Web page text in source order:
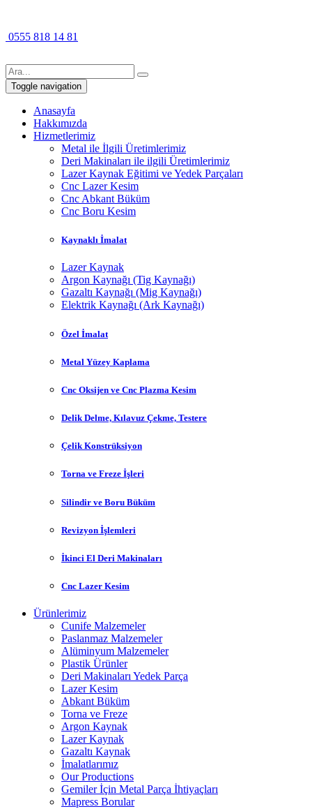
0555 818 14 81
Toggle navigation
Anasayfa
Hakkımızda
Hizmetlerimiz
Metal ile İlgili Üretimlerimiz
Deri Makinaları ile ilgili Üretimlerimiz
Lazer Kaynak Eğitimi ve Yedek Parçaları
Cnc Lazer Kesim
Cnc Abkant Büküm
Cnc Boru Kesim
Kaynaklı İmalat
Lazer Kaynak
Argon Kaynağı (Tig Kaynağı)
Gazaltı Kaynağı (Mig Kaynağı)
Elektrik Kaynağı (Ark Kaynağı)
Özel İmalat
Metal Yüzey Kaplama
Cnc Oksijen ve Cnc Plazma Kesim
Delik Delme, Kılavuz Çekme, Testere
Çelik Konstrüksiyon
Torna ve Freze İşleri
Silindir ve Boru Büküm
Revizyon İşlemleri
İkinci El Deri Makinaları
Cnc Lazer Kesim
Ürünlerimiz
Cunife Malzemeler
Paslanmaz Malzemeler
Alüminyum Malzemeler
Plastik Ürünler
Deri Makinaları Yedek Parça
Lazer Kesim
Abkant Büküm
Torna ve Freze
Argon Kaynak
Lazer Kaynak
Gazaltı Kaynak
İmalatlarımız
Our Productions
Gemiler İçin Metal Parça İhtiyaçları
Mapress Borular